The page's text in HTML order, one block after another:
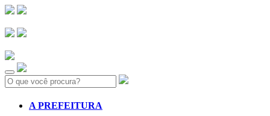
Search:
A PREFEITURA